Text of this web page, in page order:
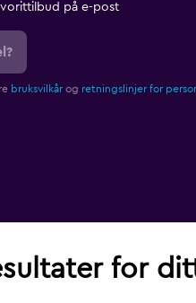
på e-post
bruksvilkårog retningslinjer for
for